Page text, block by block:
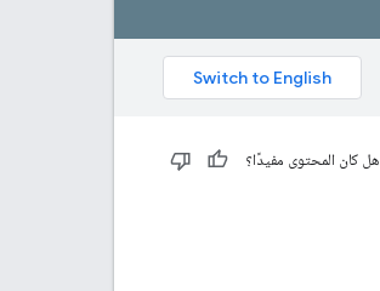
هل كان المحتوى مفيدًا؟